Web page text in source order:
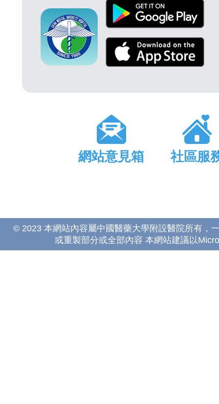
網站意見箱 社區服
© 2023 本網站內容屬中國醫藥大學附設醫院所有，
或重製部分或全部內容 本網站建議以